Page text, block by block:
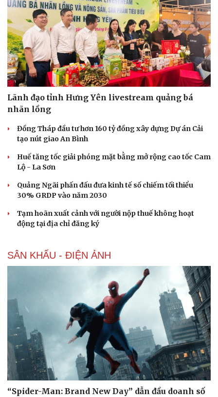
Cải chính
Lãnh đạo tỉnh Hưng Yên livestream quảng bá
nhãn lồng
Đồng Tháp đầu tư hơn 160 tỷ đồng xây dựng Dự án Cải
tạo nút giao An Bình
Huế tăng tốc giải phóng mặt bằng mở rộng cao tốc Cam
Lộ - La Sơn
Quảng Ngãi phấn đấu đưa kinh tế số chiếm tối thiểu
30% GRDP vào năm 2030
Tạm hoãn xuất cảnh với người nộp thuế không hoạt
động tại địa chỉ đăng ký
SÂN KHẤU - ĐIỆN ẢNH
“Spider-Man: Brand New Day” dẫn đầu doanh số